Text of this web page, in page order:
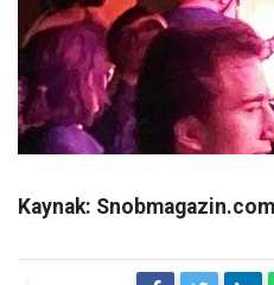
Kaynak: Snobmagazin.com